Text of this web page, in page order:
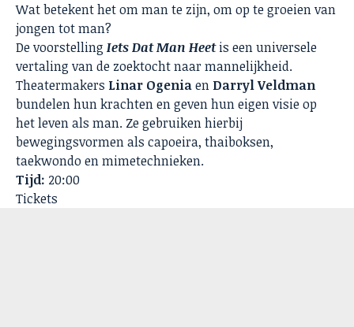
Wat betekent het om man te zijn, om op te groeien van
jongen tot man?
De voorstelling Iets Dat Man Heetis een universele
vertaling van de zoektocht naar mannelijkheid.
Theatermakers Linar Ogeniaen Darryl Veldman
bundelen hun krachten en geven hun eigen visie op
het leven als man. Ze gebruiken hierbij
bewegingsvormen als capoeira, thaiboksen,
taekwondo en mimetechnieken.
Tijd: 20:00
Tickets